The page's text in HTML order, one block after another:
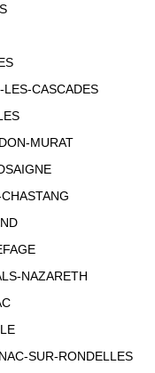
LES-CASCADES
MURAT
NAZARETH
SUR-RONDELLES